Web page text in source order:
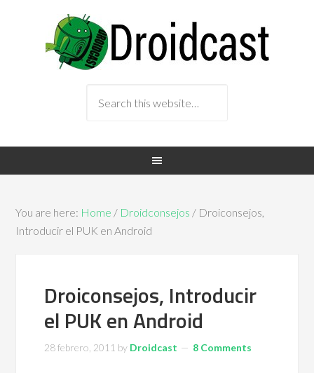
You are here: Home / Droidconsejos / Droiconsejos,
Introducir el PUK en Android
Droiconsejos, Introducir
el PUK en Android
28 febrero, 2011 by Droidcast 8 Comments